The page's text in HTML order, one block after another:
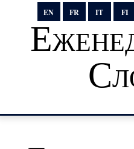
EN FR IT FI